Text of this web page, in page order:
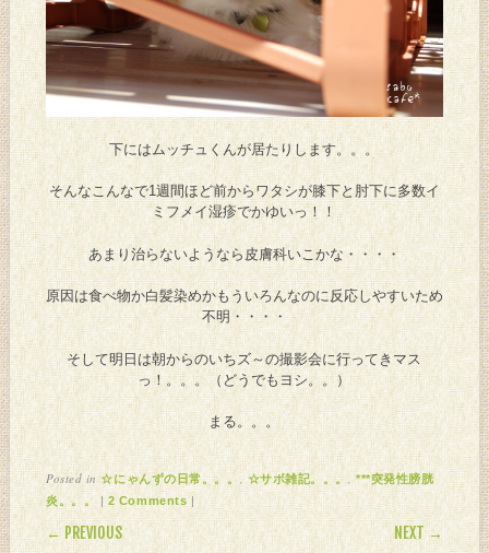
下にはムッチュくんが居たりします。。。
そんなこんなで1週間ほど前からワタシが膝下と肘下に多数イ
ミフメイ湿疹でかゆいっ！！
あまり治らないようなら皮膚科いこかな・・・・
原因は食べ物か白髪染めかもういろんなのに反応しやすいため
不明・・・・
そして明日は朝からのいちズ～の撮影会に行ってきマス
っ！。。。（どうでもヨシ。。）
まる。。。
Posted in☆にゃんずの日常。。。,☆サボ雑記。。。,***突発性膀胱
炎。。。 |2 Comments |
POST NAVIGATION
← PREVIOUS NEXT →